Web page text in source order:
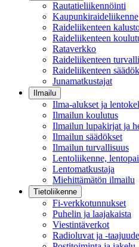
Rautatieliikennöinti
Kaupunkiraideliikenne
Raideliikenteen
Raideliikenteen
Rataverkko
Raideliikenteen
Raideliikenteen
Junamatkustajat
Ilmailu
Ilma-alukset ja
Ilmailun koulutus
Ilmailun lupakirjat ja
Ilmailun säädökset
Ilmailun turvallisuus
Lentoliikenne,
Lentomatkustaja
Miehittämätön ilmailu
Tietoliikenne
Fi-verkkotunnukset
Puhelin ja laajakaista
Viestintäverkot
Radioluvat ja -